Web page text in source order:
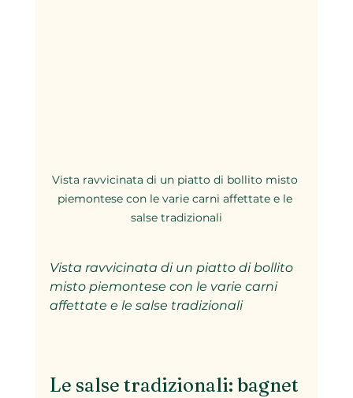
Vista ravvicinata di un piatto di bollito misto
piemontese con le varie carni affettate e le
salse tradizionali
Vista ravvicinata di un piatto di bollito
misto piemontese con le varie carni
affettate e le salse tradizionali
Le salse tradizionali: bagnet